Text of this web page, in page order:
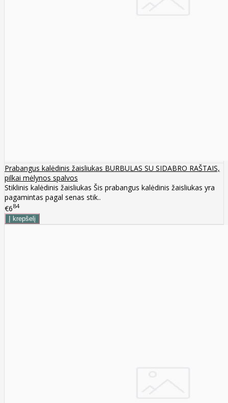
Prabangus kalėdinis žaisliukas BURBULAS SU SIDABRO RAŠTAIS,
pilkai mėlynos spalvos
Stiklinis kalėdinis žaisliukas Šis prabangus kalėdinis žaisliukas yra
pagamintas pagal senas stik..
€684